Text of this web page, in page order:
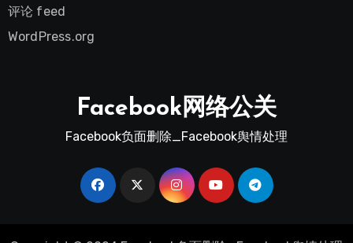
评论 feed
WordPress.org
Facebook网络公关
Facebook负面删除_Facebook舆情处理